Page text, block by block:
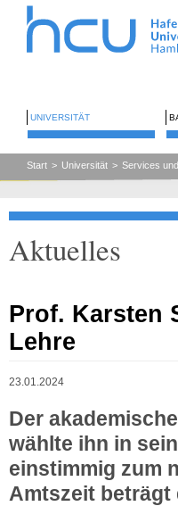
UNIVERSITÄT
Start > Universität > Services
Aktuelles
Prof. Karsten
Lehre
23.01.2024
Der
wählte ihn in
einstimmig zum
Amtszeit beträgt